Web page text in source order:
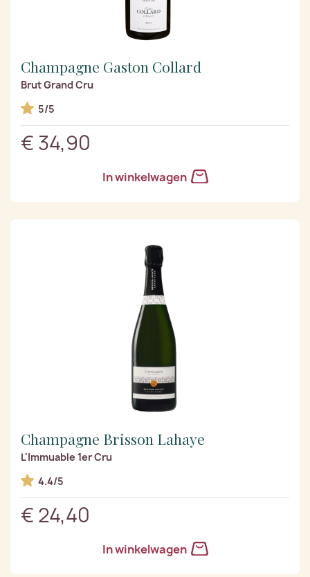
Champagne Gaston Collard
Brut Grand Cru
5/5
€ 34,90
In winkelwagen
Champagne Brisson Lahaye
L'Immuable 1er Cru
4.4/5
€ 24,40
In winkelwagen